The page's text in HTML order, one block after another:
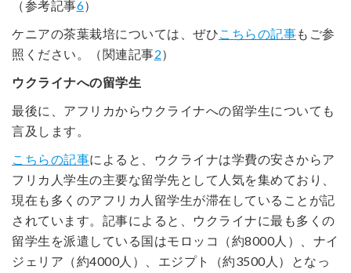
（参考記事6）
ケニアの茶葉栽培については、ぜひこちらの記事もご参
照ください。（関連記事2）
ウクライナへの留学生
最後に、アフリカからウクライナへの留学生についても
言及します。
こちらの記事によると、ウクライナは学費の安さからア
フリカ人学生の主要な留学先として人気を集めており、
現在も多くのアフリカ人留学生が滞在していることが記
されています。記事によると、ウクライナに最も多くの
留学生を派遣している国はモロッコ（約8000人）、ナイ
ジェリア（約4000人）、エジプト（約3500人）となっ